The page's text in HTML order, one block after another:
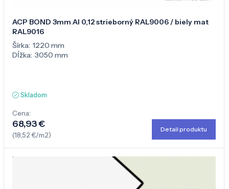
ACP BOND 3mm Al 0,12 strieborný RAL9006 / biely mat
RAL9016
Šírka: 1220 mm
Dĺžka: 3050 mm
Skladom
Cena:
68,93 €
(18,52 €/m2)
Detail produktu